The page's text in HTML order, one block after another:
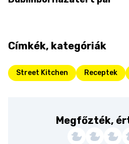
Címkék, kategóriák
Street Kitchen Receptek
Megfőzték,